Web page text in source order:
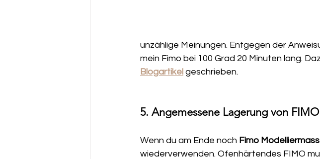
unzählige Meinungen. Entgegen der
mein Fimo bei 100 Grad 20 Minuten lang.
Blogartikel geschrieben.
5. Angemessene Lagerung von FIMO
Wenn du am Ende noch Fimo
wiederverwenden. Ofenhärtendes FIMO